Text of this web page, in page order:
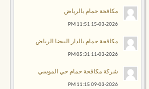
مكافحة حمام بالرياض
15-03-2026
11:51 PM
مكافحة حمام بالدار البيضا الرياض
11-03-2026
05:31 PM
شركة مكافحة حمام حي الموسي
09-03-2026
11:15 PM